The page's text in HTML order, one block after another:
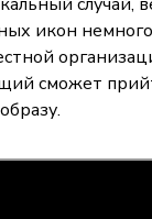
икон
сможет